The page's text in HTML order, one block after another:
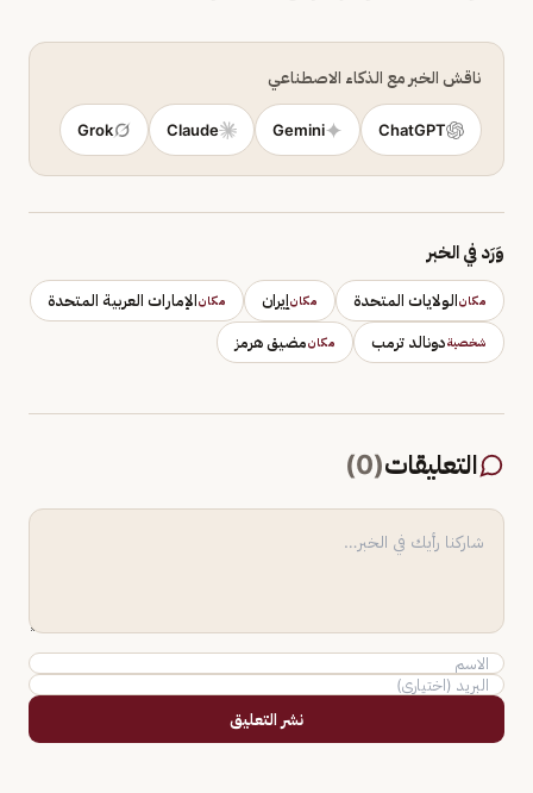
ناقش الخبر مع الذكاء الاصطناعي
ChatGPT
Gemini
Claude
Grok
وَرَد في الخبر
مكانالولايات المتحدة مكانإيران مكانالإمارات العربية المتحدة
شخصيةدونالد ترمب مكانمضيق هرمز
التعليقات(
0
)
نشر التعليق